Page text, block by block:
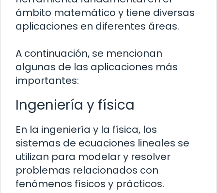
ámbito matemático y tiene diversas
aplicaciones en diferentes áreas.
A continuación, se mencionan
algunas de las aplicaciones más
importantes:
Ingeniería y física
En la ingeniería y la física, los
sistemas de ecuaciones lineales se
utilizan para modelar y resolver
problemas relacionados con
fenómenos físicos y prácticos.